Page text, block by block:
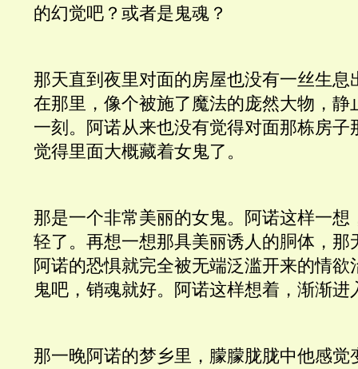
的幻觉吧？或者是鬼魂？
那天直到夜里对面的房屋也没有一丝生息
在那里，像个被施了魔法的庞然大物，静
一刻。阿诺从来也没有觉得对面那栋房子
觉得里面大概藏着女鬼了。
那是一个非常美丽的女鬼。阿诺这样一想
轻了。再想一想那具美丽诱人的胴体，那
阿诺的恐惧就完全被无端泛滥开来的情欲
鬼吧，销魂就好。阿诺这样想着，渐渐进
那一晚阿诺的梦乡里，朦朦胧胧中他感觉